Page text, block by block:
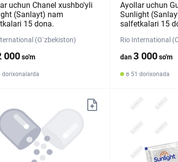
uchun Chanel xushbo'yli
(Sanlayt) nam
15 dona.
(O`zbekiston)
000so'm
dorixonalarda
Ayollar uchun
Sunlight
salfetkalari 15
Rio International
dan3 000so'm
в 51 dorixonada